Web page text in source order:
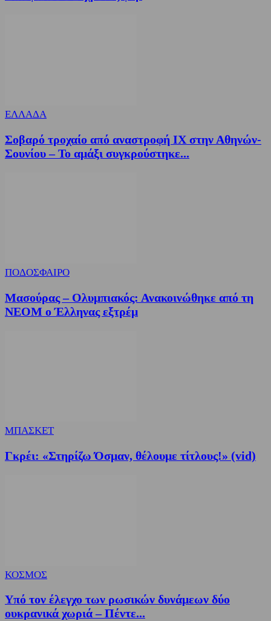
ΕΛΛΑΔΑ
Σοβαρό τροχαίο από αναστροφή ΙΧ στην Αθηνών-
Σουνίου – Το αμάξι συγκρούστηκε...
ΠΟΔΟΣΦΑΙΡΟ
Μασούρας – Ολυμπιακός: Ανακοινώθηκε από τη
ΝΕΟΜ ο Έλληνας εξτρέμ
ΜΠΑΣΚΕΤ
Γκρέι: «Στηρίζω Όσμαν, θέλουμε τίτλους!» (vid)
ΚΟΣΜΟΣ
Υπό τον έλεγχο των ρωσικών δυνάμεων δύο
ουκρανικά χωριά – Πέντε...